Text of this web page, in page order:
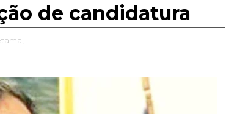
de candidatura